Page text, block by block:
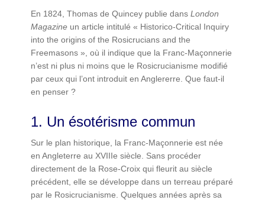
En 1824, Thomas de Quincey publie dans London
Magazine un article intitulé « Historico-Critical Inquiry
into the origins of the Rosicrucians and the
Freemasons », où il indique que la Franc-Maçonnerie
n’est ni plus ni moins que le Rosicrucianisme modifié
par ceux qui l’ont introduit en Anglererre. Que faut-il
en penser ?
1. Un ésotérisme commun
Sur le plan historique, la Franc-Maçonnerie est née
en Angleterre au XVIIIe siècle. Sans procéder
directement de la Rose-Croix qui fleurit au siècle
précédent, elle se développe dans un terreau préparé
par le Rosicrucianisme. Quelques années après sa